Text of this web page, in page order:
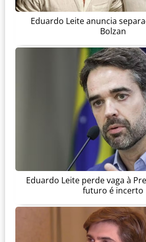
Eduardo Leite anuncia
Bolzan
Eduardo Leite perde vaga à
futuro é incerto